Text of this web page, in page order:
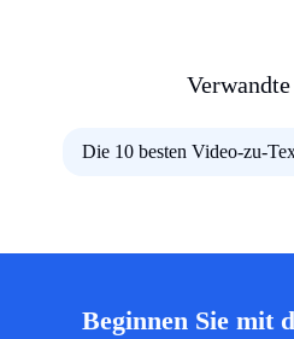
Die 10 besten Video-zu-
Beginnen Sie mit